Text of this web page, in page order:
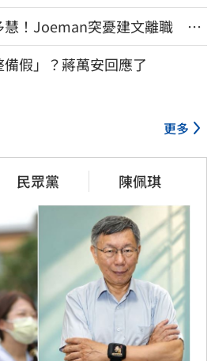
慧！Joeman突憂建文離職 發
假」？蔣萬安回應了
更多
民眾黨 陳佩琪